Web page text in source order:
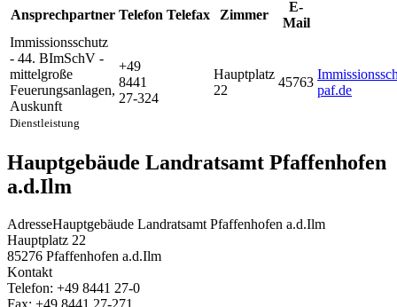
Ansprechpartner Telefon Telefax Zimmer
E-
Mail
Immissionsschutz
- 44. BImSchV -
mittelgroße
Feuerungsanlagen,
Auskunft
Dienstleistung
+49
8441
27-324
Hauptplatz
22
45763
paf.de
Hauptgebäude Landratsamt Pfaffenhofen
a.d.Ilm
AdresseHauptgebäude Landratsamt Pfaffenhofen a.d.Ilm
Hauptplatz 22
85276 Pfaffenhofen a.d.Ilm
Kontakt
Telefon: +49 8441 27-0
Fax: +49 8441 27-271